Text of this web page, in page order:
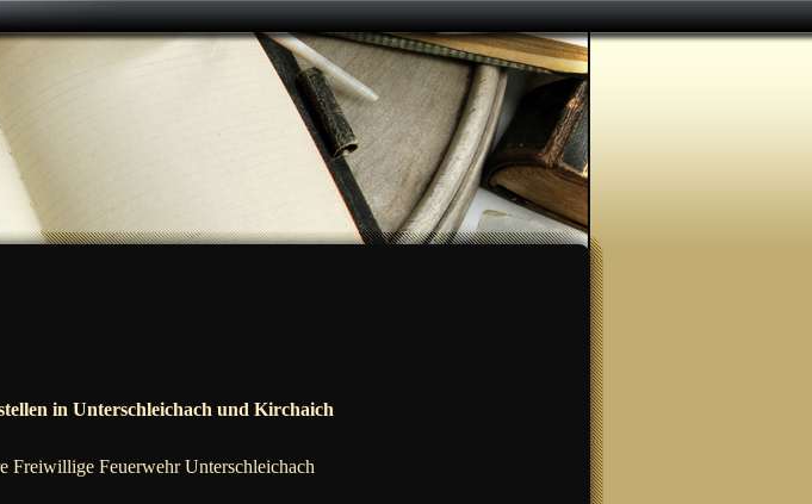
in Unterschleichach und Kirchaich
Freiwillige Feuerwehr Unterschleichach